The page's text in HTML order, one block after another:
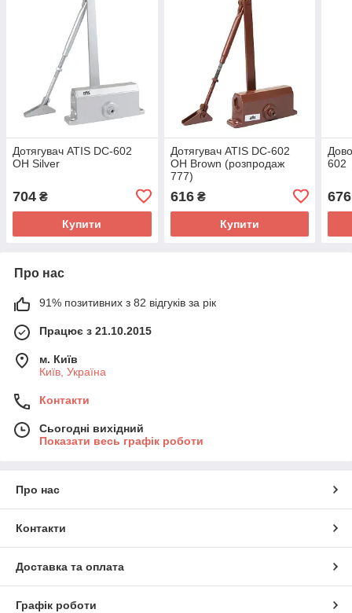
Дотягувач ATIS DC-602
OH Silver
704 ₴
Купити
Дотягувач ATIS DC-602
OH Brown (розпродаж
777)
616₴
Купити
602
676
Про нас
91% позитивних з 82 відгуків за рік
Працює з 21.10.2015
м. Київ
Київ, Україна
Контакти
Сьогодні вихідний
Показати весь графік роботи
Про нас
Контакти
Доставка та оплата
Графік роботи